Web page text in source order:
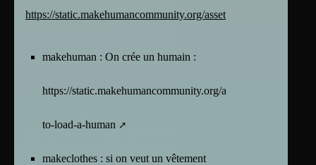
https://static.makehumancommunity.org/assets/creatingassets/
makehuman : On crée un humain :
https://static.makehumancommunity.org/assets/
to-load-a-human
makeclothes : si on veut un vêtement